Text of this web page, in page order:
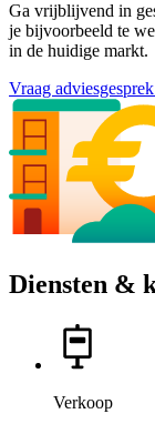
Ga vrijblijvend in
je bijvoorbeeld te
in de huidige markt.
Vraag
Diensten &
Verkoop